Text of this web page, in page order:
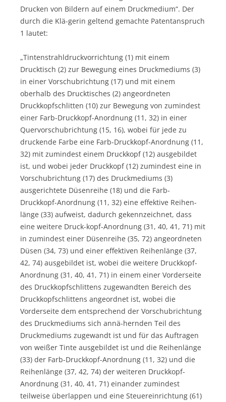
Drucken von Bildern auf einem Druckmedium“. Der
durch die Klä-gerin geltend gemachte Patentanspruch
1 lautet:
„Tintenstrahldruckvorrichtung (1) mit einem
Drucktisch (2) zur Bewegung eines Druckmediums (3)
in einer Vorschubrichtung (17) und mit einem
oberhalb des Drucktisches (2) angeordneten
Druckkopfschlitten (10) zur Bewegung von zumindest
einer Farb-Druckkopf-Anordnung (11, 32) in einer
Quervorschubrichtung (15, 16), wobei für jede zu
druckende Farbe eine Farb-Druckkopf-Anordnung (11,
32) mit zumindest einem Druckkopf (12) ausgebildet
ist, und wobei jeder Druckkopf (12) zumindest eine in
Vorschubrichtung (17) des Druckmediums (3)
ausgerichtete Düsenreihe (18) und die Farb-
Druckkopf-Anordnung (11, 32) eine effektive Reihen-
länge (33) aufweist, dadurch gekennzeichnet, dass
eine weitere Druck-kopf-Anordnung (31, 40, 41, 71) mit
in zumindest einer Düsenreihe (35, 72) angeordneten
Düsen (34, 73) und einer effektiven Reihenlänge (37,
42, 74) ausgebildet ist, wobei die weitere Druckkopf-
Anordnung (31, 40, 41, 71) in einem einer Vorderseite
des Druckkopfschlittens zugewandten Bereich des
Druckkopfschlittens angeordnet ist, wobei die
Vorderseite dem entsprechend der Vorschubrichtung
des Druckmediums sich annä-hernden Teil des
Druckmediums zugewandt ist und für das Auftragen
von weißer Tinte ausgebildet ist und die Reihenlänge
(33) der Farb-Druckkopf-Anordnung (11, 32) und die
Reihenlänge (37, 42, 74) der weiteren Druckkopf-
Anordnung (31, 40, 41, 71) einander zumindest
teilweise überlappen und eine Steuereinrichtung (61)